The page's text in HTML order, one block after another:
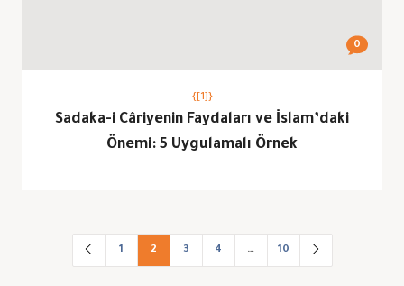
0
{[1]}
Sadaka-i Câriyenin Faydaları ve İslam’daki
Önemi: 5 Uygulamalı Örnek
1 2 3 4 … 10